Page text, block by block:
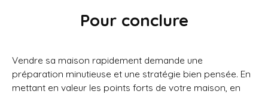
Pour conclure
Vendre sa maison rapidement demande une
préparation minutieuse et une stratégie bien pensée. En
mettant en valeur les points forts de votre maison, en